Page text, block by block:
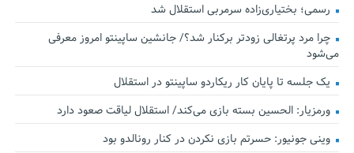
رسمی؛ بختیاری‌زاده سرمربی استقلال شد
چرا مرد پرتغالی زودتر برکنار شد؟/ جانشین ساپینتو امروز معرفی
می‌شود
یک جلسه تا پایان کار ریکاردو ساپینتو در استقلال
ورمزیار: الحسین بسته بازی می‌کند/ استقلال لیاقت صعود دارد
وینی جونیور: حسرتم بازی نکردن در کنار رونالدو بود